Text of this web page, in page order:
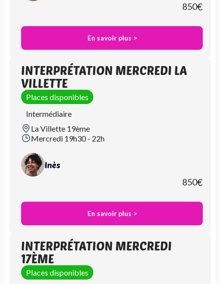
850€
En savoir plus >
INTERPRÉTATION MERCREDI LA
VILLETTE
Places disponibles
Intermédiaire
La Villette 19ème
Mercredi 19h30 - 22h
Inès
850€
En savoir plus >
INTERPRÉTATION MERCREDI
17ÈME
Places disponibles